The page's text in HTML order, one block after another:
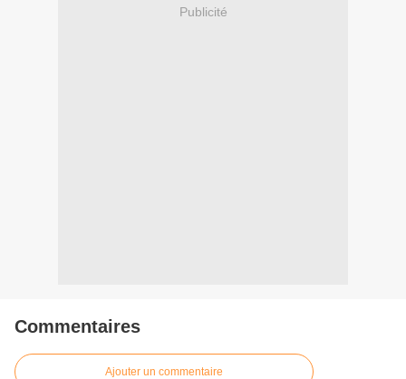
Publicité
Commentaires
Ajouter un commentaire